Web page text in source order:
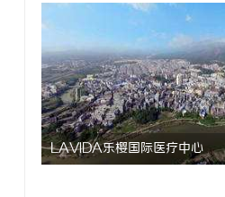
LAVIDA乐樱国际医疗中心